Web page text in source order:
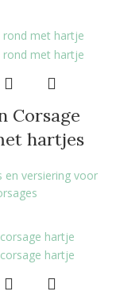
Corsage
hartjes
en versiering voor